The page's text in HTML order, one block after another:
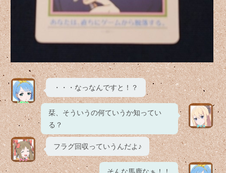
・・・なっなんですと！？
栞、そういうの何ていうか知ってい
る？
フラグ回収っていうんだよ♪